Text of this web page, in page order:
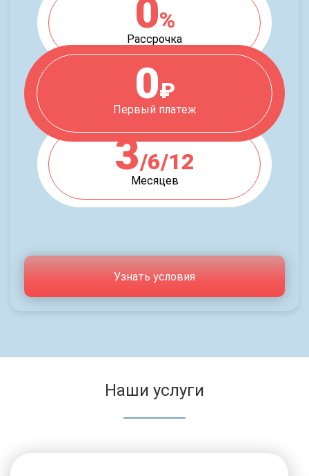
0%
Рассрочка
0₽
Первый платеж
3/6/12
Месяцев
Узнать условия
Наши услуги